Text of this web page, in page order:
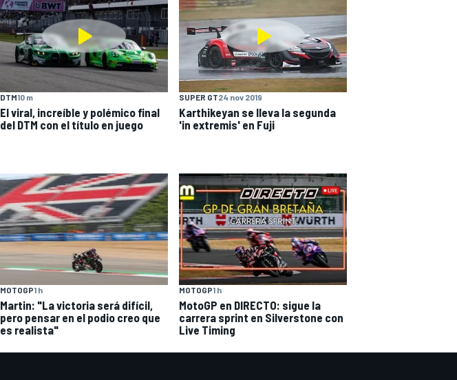
DTM10 m
El viral, increíble y polémico final
del DTM con el título en juego
SUPER GT24 nov 2019
Karthikeyan se lleva la segunda
'in extremis' en Fuji
MOTOGP1 h
Martin: "La victoria será difícil,
pero pensar en el podio creo que
es realista"
MOTOGP1 h
MotoGP en DIRECTO: sigue la
carrera sprint en Silverstone con
Live Timing